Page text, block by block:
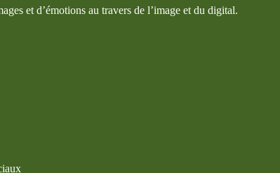
et d’émotions au travers de l’image et du digital.